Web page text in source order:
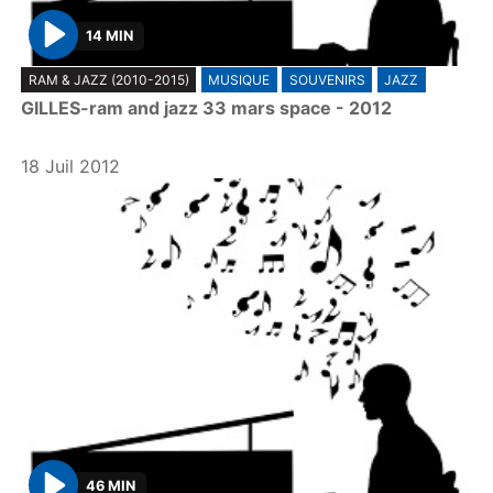
P
l
a
14 MIN
RAM & JAZZ (2010-2015) MUSIQUE SOUVENIRS JAZZ
GILLES-ram and jazz 33 mars space - 2012
18 Juil 2012
46 MIN